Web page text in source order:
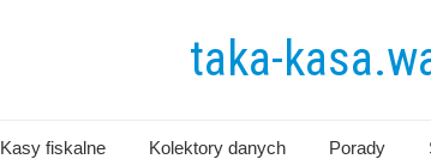
taka-
Kasy fiskalne Kolektory danych Porady